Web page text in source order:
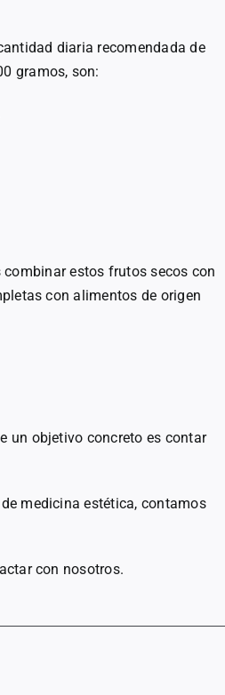
diaria recomendada de
gramos, son:
estos frutos secos con
con alimentos de origen
un objetivo concreto es contar
medicina estética, contamos
con nosotros.